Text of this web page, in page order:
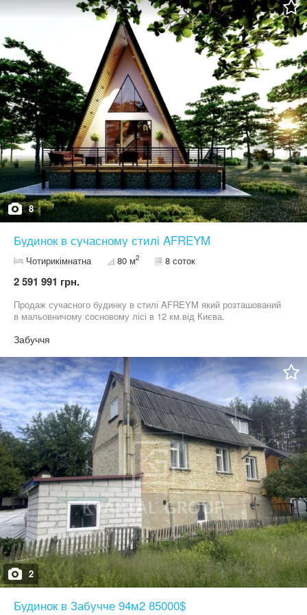
1.20м,монолітна плита утеплена знизу фасадною базальтовою
ватою 100мм ; - Дах: фальц, утеплення 200 мм мінеральної
вати; Комунікації: - Каналізація: Септик переливний; - Електрика:
встановлений лічильник (День-Ніч); 16кВт;Вікна Розташування
Забуччя
8
Будинок в сучасному стилі AFREYM
Чотирикімнатна 80 м2 8 соток
2 591 991 грн.
Продаж сучасного будинку в стилі AFREYM який розташований
в мальовничому сосновому лісі в 12 км.від Києва.
Забуччя
2
Будинок в Забучче 94м2 85000$